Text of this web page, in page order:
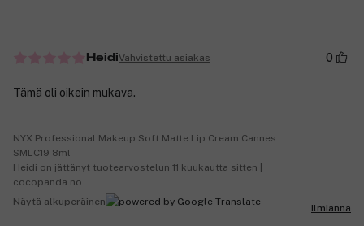
HeidiVahvistettu asiakas 0
Tämä oli oikein mukava.
NYX Professional Makeup Soft Matte Lip Cream Cannes
SMLC19 8ml
Heidi on jättänyt tuotearvostelun 11 kuukautta sitten |
cocopanda.no
Näytä alkuperäinen
Ilmianna